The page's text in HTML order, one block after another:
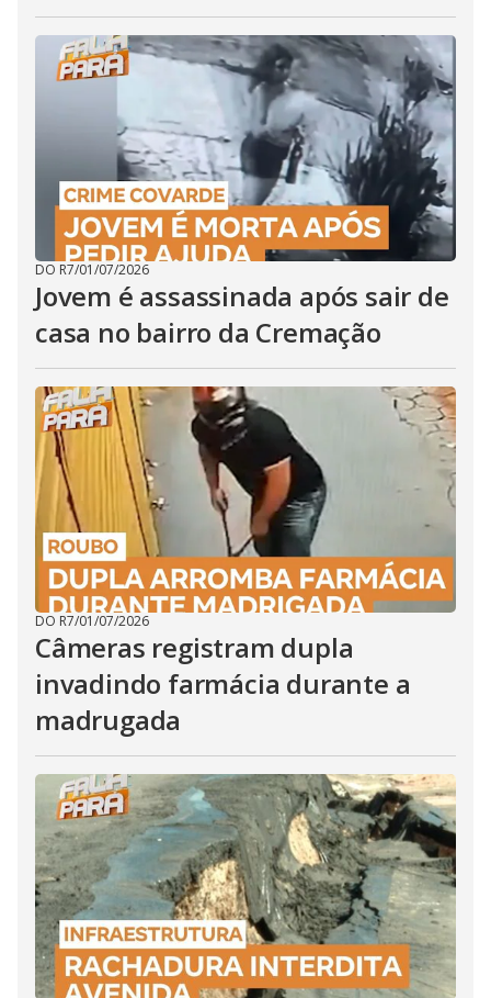
DO R7/01/07/2026
Jovem é assassinada após sair de
casa no bairro da Cremação
DO R7/01/07/2026
Câmeras registram dupla
invadindo farmácia durante a
madrugada